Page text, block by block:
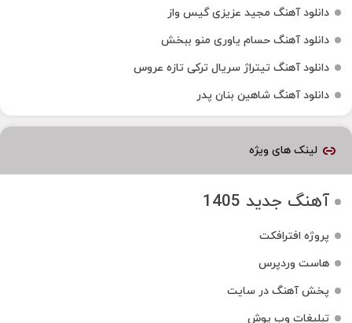
دانلود آهنگ مجید عزیزی گیس واز
دانلود آهنگ حسام یاوری منو ببخش
دانلود آهنگ تیتراژ سریال ترکی تازه عروس
دانلود آهنگ شاهین بنان پدر
لینک های ویژه
آهنگ جدید 1405
پروژه افترافکت
هاست وردپرس
پخش آهنگ در سایت
تبلیغات وب پوش